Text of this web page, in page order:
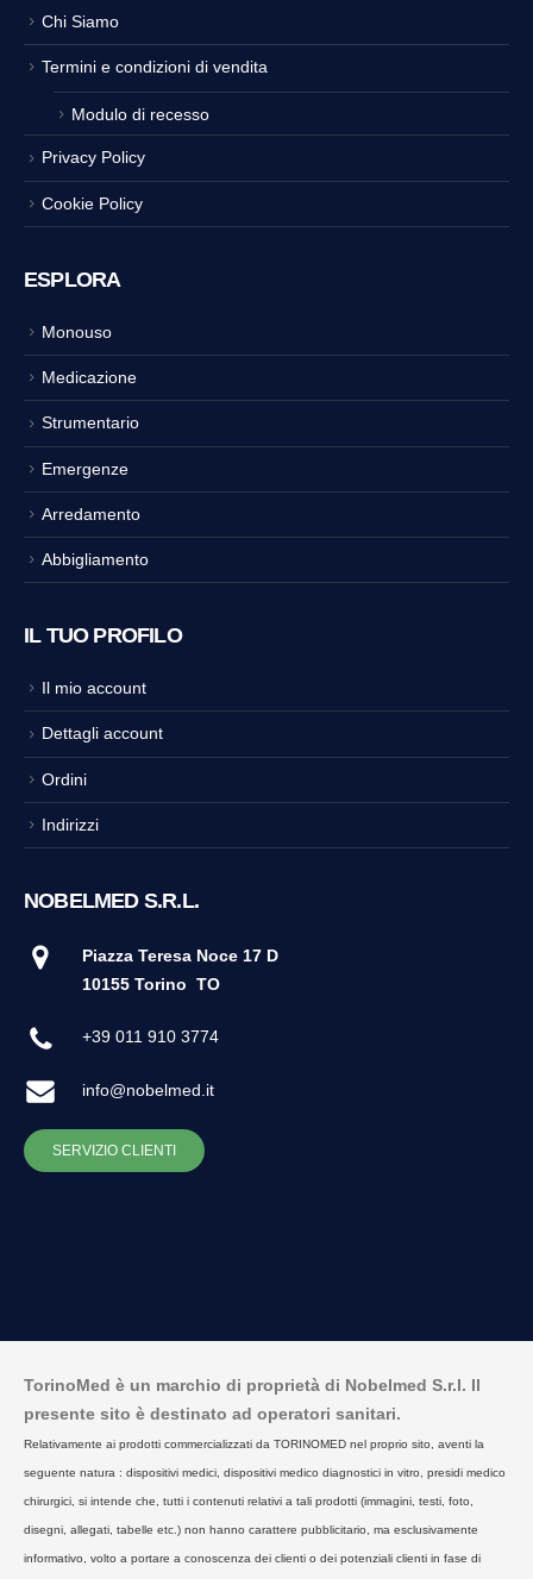
Chi Siamo
Termini e condizioni di vendita
Modulo di recesso
Privacy Policy
Cookie Policy
ESPLORA
Monouso
Medicazione
Strumentario
Emergenze
Arredamento
Abbigliamento
IL TUO PROFILO
Il mio account
Dettagli account
Ordini
Indirizzi
NOBELMED S.R.L.
Piazza Teresa Noce 17 D
10155 Torino TO
+39 011 910 3774
info@nobelmed.it
SERVIZIO CLIENTI
TorinoMed è un marchio di proprietà di Nobelmed S.r.l. Il
presente sito è destinato ad operatori sanitari.
Relativamente ai prodotti commercializzati da TORINOMED nel proprio sito, aventi la
seguente natura : dispositivi medici, dispositivi medico diagnostici in vitro, presidi medico
chirurgici, si intende che, tutti i contenuti relativi a tali prodotti (immagini, testi, foto,
disegni, allegati, tabelle etc.) non hanno carattere pubblicitario, ma esclusivamente
informativo, volto a portare a conoscenza dei clienti o dei potenziali clienti in fase di